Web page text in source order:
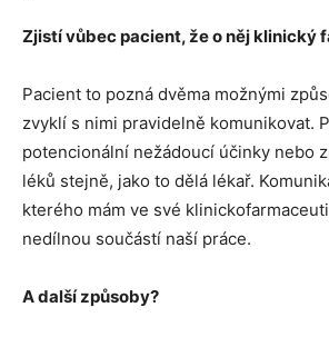
Zjistí vůbec pacient, že o něj klinický
Pacient to pozná dvěma možnými
zvyklí s nimi pravidelně komunikovat.
potencionální nežádoucí účinky nebo
léků stejně, jako to dělá lékař.
kterého mám ve své
nedílnou součástí naší práce.
A další způsoby?